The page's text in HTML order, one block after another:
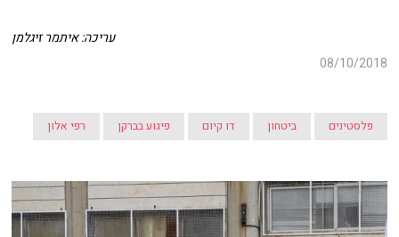
עריכה: איתמר זיגלמן
08/10/2018
פלסטינים ביטחון דו קיום פיגוע בברקן רפי אלון